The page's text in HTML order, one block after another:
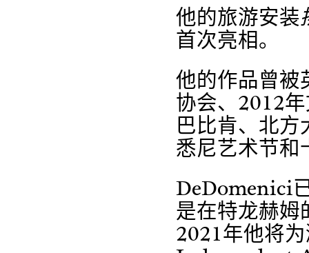
他的旅游安装
首次亮相。
他的作品曾被
协会、2012
巴比肯、北方
悉尼艺术节和
DeDomenici
是在特龙赫姆
2021年他将